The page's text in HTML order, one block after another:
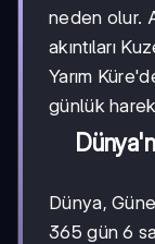
neden olur.
akıntıları
Yarım
günlük
Dünya,
365 gün 6